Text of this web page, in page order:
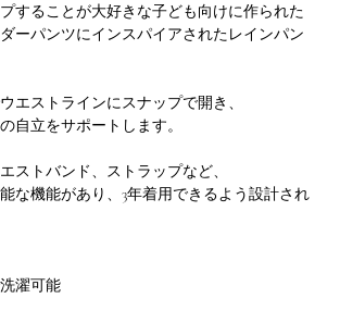
することが大好きな子ども向けに作られた
ーパンツにインスパイアされたレインパン
エストラインにスナップで開き、
自立をサポートします。
ストバンド、ストラップなど、
な機能があり、3年着用できるよう設計され
濯可能